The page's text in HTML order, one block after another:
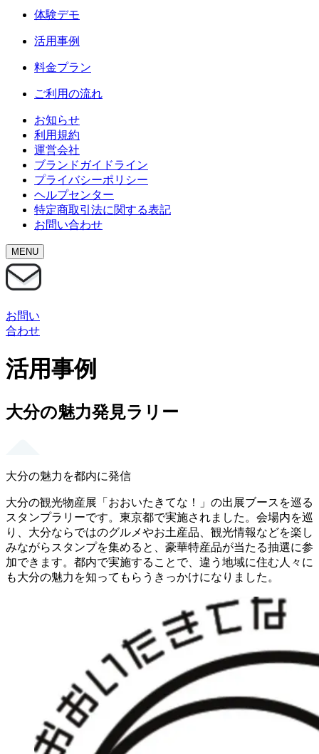
体験デモ
活用事例
料金プラン
ご利用の流れ
お知らせ
利用規約
運営会社
ブランドガイドライン
プライバシーポリシー
ヘルプセンター
特定商取引法に関する表記
お問い合わせ
MENU
お問い
合わせ
活用事例
大分の魅力発見ラリー
大分の魅力を都内に発信
大分の観光物産展「おおいたきてな！」の出展ブースを巡る
スタンプラリーです。東京都で実施されました。会場内を巡
り、大分ならではのグルメやお土産品、観光情報などを楽し
みながらスタンプを集めると、豪華特産品が当たる抽選に参
加できます。都内で実施することで、違う地域に住む人々に
も大分の魅力を知ってもらうきっかけになりました。